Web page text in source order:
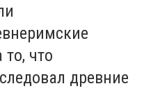
что
древние